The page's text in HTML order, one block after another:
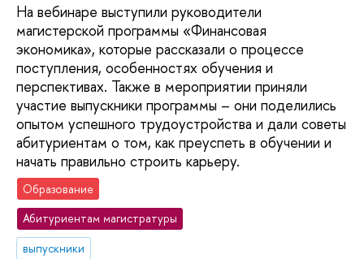
На вебинаре выступили руководители
магистерской программы «Финансовая
экономика», которые рассказали о процессе
поступления, особенностях обучения и
перспективах. Также в мероприятии приняли
участие выпускники программы – они поделились
опытом успешного трудоустройства и дали советы
абитуриентам о том, как преуспеть в обучении и
начать правильно строить карьеру.
Образование
Абитуриентам магистратуры
выпускники